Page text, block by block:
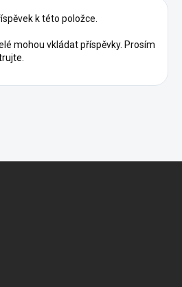
k této položce.
mohou vkládat příspěvky. Prosím
.